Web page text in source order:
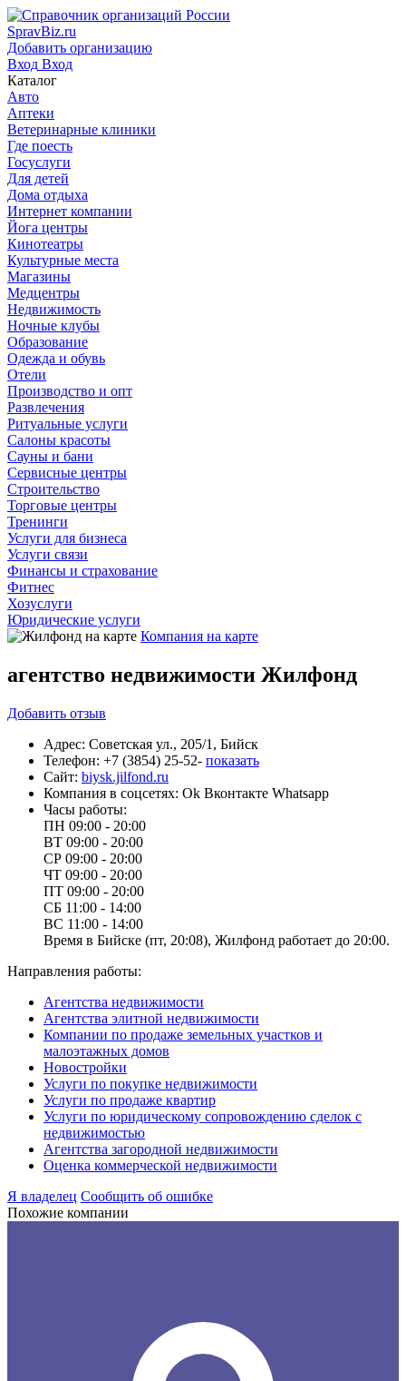
SpravBiz.ru
Добавить организацию
Вход Вход
Каталог
Авто
Аптеки
Ветеринарные клиники
Где поесть
Госуслуги
Для детей
Дома отдыха
Интернет компании
Йога центры
Кинотеатры
Культурные места
Магазины
Медцентры
Недвижимость
Ночные клубы
Образование
Одежда и обувь
Отели
Производство и опт
Развлечения
Ритуальные услуги
Салоны красоты
Сауны и бани
Сервисные центры
Строительство
Торговые центры
Тренинги
Услуги для бизнеса
Услуги связи
Финансы и страхование
Фитнес
Хозуслуги
Юридические услуги
Компания на карте
агентство недвижимости Жилфонд
Добавить отзыв
Адрес: Советская ул., 205/1, Бийск
Телефон: +7 (3854) 25-52- показать
Сайт: biysk.jilfond.ru
Компания в соцсетях: Ok Вконтакте Whatsapp
Часы работы:
ПН 09:00 - 20:00
ВТ 09:00 - 20:00
СР 09:00 - 20:00
ЧТ 09:00 - 20:00
ПТ 09:00 - 20:00
СБ 11:00 - 14:00
ВС 11:00 - 14:00
Время в Бийске (пт, 20:08), Жилфонд работает до 20:00.
Направления работы:
Агентства недвижимости
Агентства элитной недвижимости
Компании по продаже земельных участков и
малоэтажных домов
Новостройки
Услуги по покупке недвижимости
Услуги по продаже квартир
Услуги по юридическому сопровождению сделок с
недвижимостью
Агентства загородной недвижимости
Оценка коммерческой недвижимости
Я владелец Сообщить об ошибке
Похожие компании